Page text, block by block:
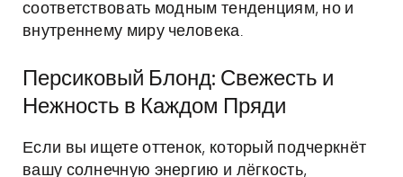
соответствовать модным тенденциям, но и
внутреннему миру человека.
Персиковый Блонд: Свежесть и
Нежность в Каждом Пряди
Если вы ищете оттенок, который подчеркнёт
вашу солнечную энергию и лёгкость,